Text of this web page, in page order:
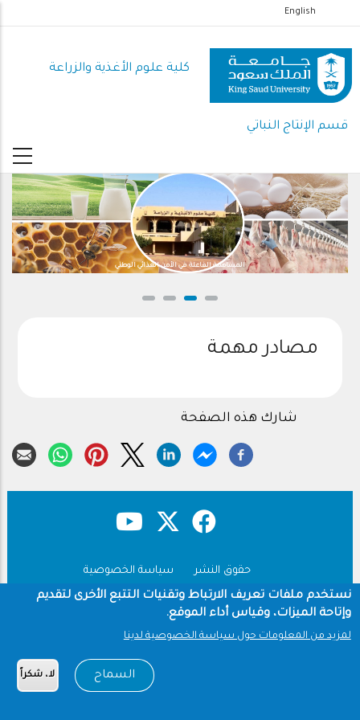
إلى
المحتوى
الرئيسي
English
كلية علوم الأغذية والزراعة
قسم الإنتاج النباتي
المساهمة الفاعلة في الأمن الغذائي الوطني
مصادر مهمة
شارك هذه الصفحة
حقوق النشر
سياسة الخصوصية
شروط الاستخدام
Copyright © 1960-2026 جامعة الملك سعود
نستخدم ملفات تعريف الارتباط وتقنيات التتبع الأخرى لتقديم
وإتاحة الميزات، وقياس أداء الموقع.
لمزيد من المعلومات حول سياسة الخصوصية لدينا
السماح لا، شكراً